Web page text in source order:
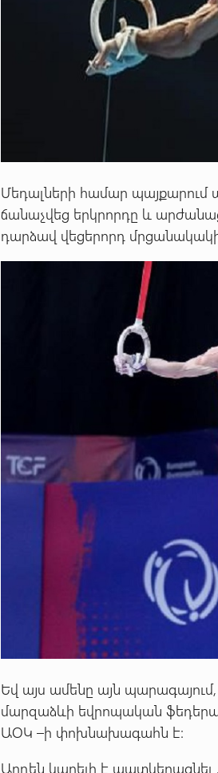
Մեդալների համար պայքարում
ճանաչվեց երկրորդը և
դարձավ վեցերորդ
Եվ այս ամենը այն
մարզաձևի եվրոպական
ԱՕԿ –ի փոխնախագահն է:
Արդեն կարելի է պատկերացնել